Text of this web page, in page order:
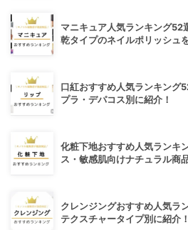
マニキュア人気ランキング52
乾タイプのネイルポリッシュ
口紅おすすめ人気ランキング
プラ・デパコス別に紹介！
化粧下地おすすめ人気ランキ
ス・敏感肌向けナチュラル商
クレンジングおすすめ人気ラ
テクスチャータイプ別に紹介！